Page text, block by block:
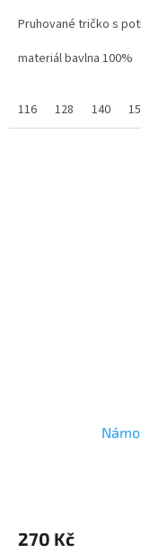
z
hvězdiček.
Pruhované tričko s
materiál bavlna 100%
116 128 140
je
270 Kč